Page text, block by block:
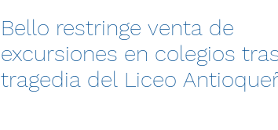
Bello restringe venta de
excursiones en colegios
tragedia del Liceo